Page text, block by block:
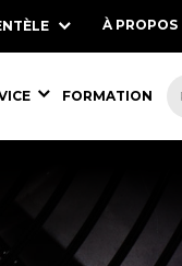
À PROPOS
ÉQUIPEMENTS,
FORMATION